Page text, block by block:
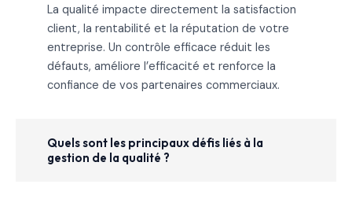
La qualité impacte directement la satisfaction
client, la rentabilité et la réputation de votre
entreprise. Un contrôle efficace réduit les
défauts, améliore l’efficacité et renforce la
confiance de vos partenaires commerciaux.
Quels sont les principaux défis liés à la
gestion de la qualité ?